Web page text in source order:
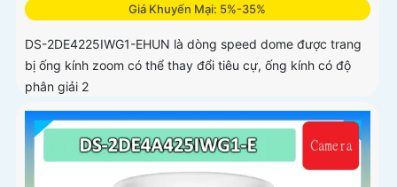
Giá Khuyến Mại: 5%-35%
DS-2DE4225IWG1-EHUN là dòng speed dome được trang
bị ống kính zoom có thể thay đổi tiêu cự, ống kính có độ
phân giải 2